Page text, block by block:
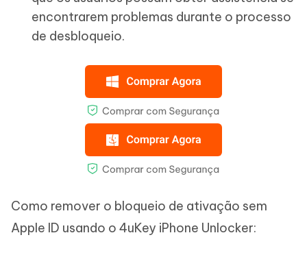
encontrarem problemas durante o processo
de desbloqueio.
Como remover o bloqueio de ativação sem
Apple ID usando o 4uKey iPhone Unlocker: